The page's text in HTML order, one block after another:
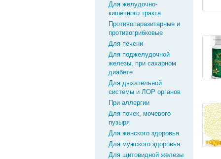
Для желудочно-
кишечного тракта
Противопаразитарные и
противогрибковые
Для печени
Для поджелудочной
железы, при сахарном
диабете
Для дыхательной
системы и ЛОР органов
При аллергии
Для почек, мочевого
пузыря
Для женского здоровья
Для мужского здоровья
Для щитовидной железы